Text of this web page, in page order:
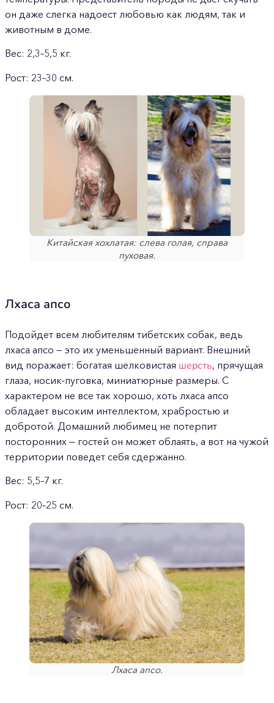
он даже слегка надоест любовью как людям, так и
животным в доме.
Вес: 2,3–5,5 кг.
Рост: 23–30 см.
Китайская хохлатая: слева голая, справа
пуховая.
Лхаса апсо
Подойдет всем любителям тибетских собак, ведь
лхаса апсо — это их уменьшенный вариант. Внешний
вид поражает: богатая шелковистая шерсть, прячущая
глаза, носик-пуговка, миниатюрные размеры. С
характером не все так хорошо, хоть лхаса апсо
обладает высоким интеллектом, храбростью и
добротой. Домашний любимец не потерпит
посторонних — гостей он может облаять, а вот на чужой
территории поведет себя сдержанно.
Вес: 5,5–7 кг.
Рост: 20–25 см.
Лхаса апсо.